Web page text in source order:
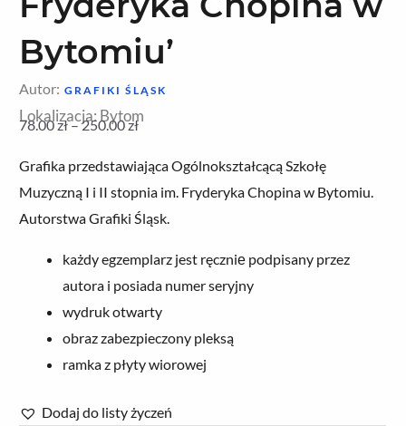
Bytomiu’
Autor: GRAFIKI ŚLĄSK
Lokalizacja: Bytom
78.00zł–250.00zł
cen:
od
78.00 zł
250.00 zł
Grafika przedstawiająca Ogólnokształcącą Szkołę
Muzyczną I i II stopnia im. Fryderyka Chopina w Bytomiu.
Autorstwa Grafiki Śląsk.
każdy egzemplarz jest ręczniе podpisany przez
autora i posiada numer seryjny
wydruk otwarty
obraz zabezpieczony pleksą
ramka z płyty wiorowej
Dodaj do listy życzeń